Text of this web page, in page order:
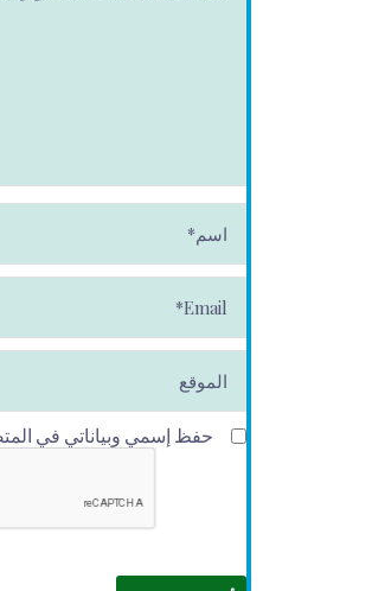
م
*
ai
l*
حفظ إسمي وبياناتي في